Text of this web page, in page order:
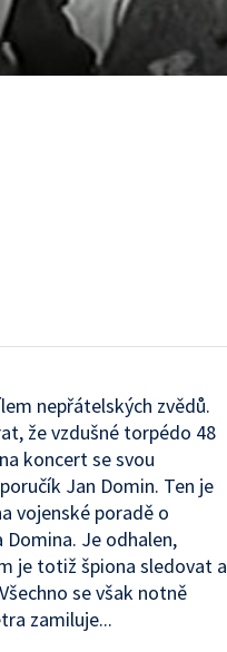
nepřátelských zvědů.
že vzdušné torpédo 48
koncert se svou
Jan Domin. Ten je
vojenské poradě o
Domina. Je odhalen,
je totiž špiona sledovat a
se však notně
zamiluje...